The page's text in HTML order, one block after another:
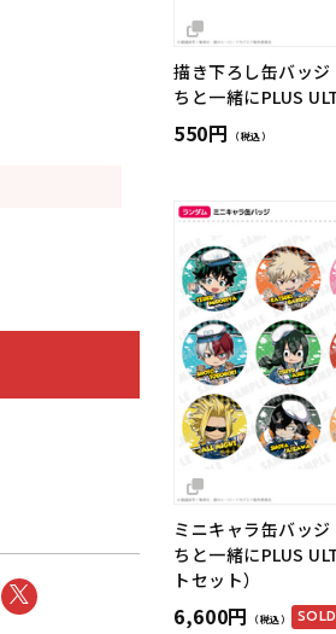
描き下ろし缶バッ
ちと一緒にPLUS
550円 （税込）
ミニキャラ缶バッ
ちと一緒にPLUS
トセット）
6,600円 （税込）